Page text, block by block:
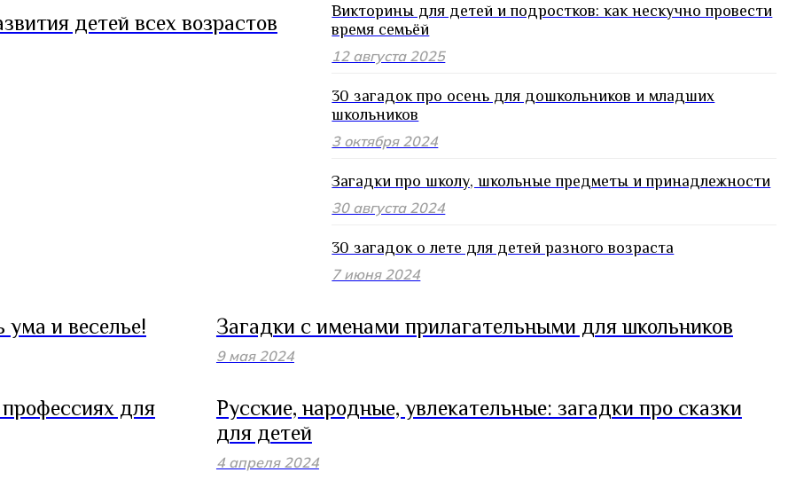
детей всех возрастов
Викторины для детей и подростков: как нескучно провести
время семьёй
12 августа 2025
30 загадок про осень для дошкольников и младших
школьников
3 октября 2024
Загадки про школу, школьные предметы и принадлежности
30 августа 2024
30 загадок о лете для детей разного возраста
7 июня 2024
ума и веселье! Загадки с именами прилагательными для школьников
9 мая 2024
для
Русские, народные, увлекательные: загадки про сказки
для детей
4 апреля 2024